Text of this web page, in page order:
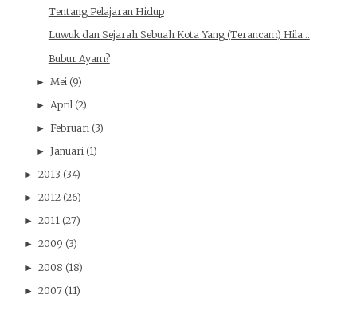
Tentang Pelajaran Hidup
Luwuk dan Sejarah Sebuah Kota Yang (Terancam) Hila...
Bubur Ayam?
► Mei (9)
► April (2)
► Februari (3)
► Januari (1)
► 2013 (34)
► 2012 (26)
► 2011 (27)
► 2009 (3)
► 2008 (18)
► 2007 (11)